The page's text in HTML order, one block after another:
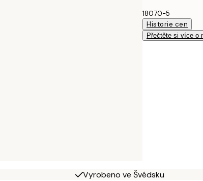
18070-5
Historie cen
Přečtěte si více o
Vyrobeno ve Švédsku